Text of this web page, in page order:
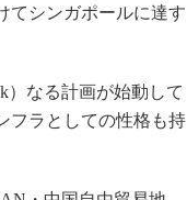
てシンガポールに達す
）なる計画が始動して
フラとしての性格も持